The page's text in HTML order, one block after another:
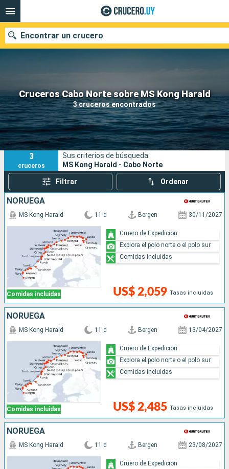
Cruceros Cabo Norte sobre MS Kong Harald
3 cruceros encontrados
Encontrar un crucero
Nuestros destinos
Fecha de salida
Puertos Compañías
Buscar
3
cruceros
Sus criterios de búsqueda:
MS Kong Harald - Cabo Norte
Filtrar Ordenar
NORUEGA
Comidas incluidas
MS Kong Harald 11 d Bergen 30/11/2027
US$ 2,059 Tasas incluidas
Cruero de Expedicion
Explora el polo norte o el polo sur
Comidas incluidas
NORUEGA
Comidas incluidas
MS Kong Harald 11 d Bergen 13/04/2027
US$ 2,485 Tasas incluidas
Cruero de Expedicion
Explora el polo norte o el polo sur
Comidas incluidas
NORUEGA
MS Kong Harald 11 d Bergen 23/08/2027
Cruero de Expedicion